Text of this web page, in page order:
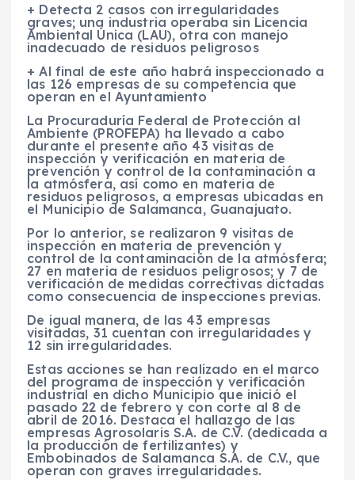
+ Detecta 2 casos con irregularidades
graves; una industria operaba sin Licencia
Ambiental Única (LAU), otra con manejo
inadecuado de residuos peligrosos
+ Al final de este año habrá inspeccionado a
las 126 empresas de su competencia que
operan en el Ayuntamiento
La Procuraduría Federal de Protección al
Ambiente (PROFEPA) ha llevado a cabo
durante el presente año 43 visitas de
inspección y verificación en materia de
prevención y control de la contaminación a
la atmósfera, así como en materia de
residuos peligrosos, a empresas ubicadas en
el Municipio de Salamanca, Guanajuato.
Por lo anterior, se realizaron 9 visitas de
inspección en materia de prevención y
control de la contaminación de la atmósfera;
27 en materia de residuos peligrosos; y 7 de
verificación de medidas correctivas dictadas
como consecuencia de inspecciones previas.
De igual manera, de las 43 empresas
visitadas, 31 cuentan con irregularidades y
12 sin irregularidades.
Estas acciones se han realizado en el marco
del programa de inspección y verificación
industrial en dicho Municipio que inició el
pasado 22 de febrero y con corte al 8 de
abril de 2016. Destaca el hallazgo de las
empresas Agrosolaris S.A. de C.V. (dedicada a
la producción de fertilizantes) y
Embobinados de Salamanca S.A. de C.V., que
operan con graves irregularidades.